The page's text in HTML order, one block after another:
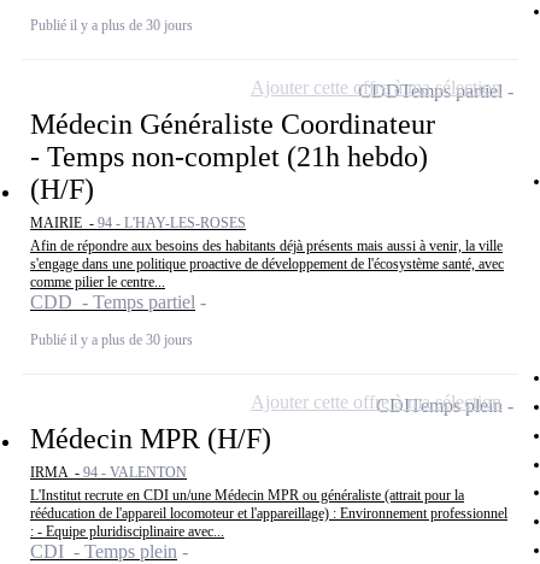
Publié il y a plus de 30 jours
Médecin Généraliste Coordinateur
- Temps non-complet (21h hebdo)
(H/F)
MAIRIE - 94 - L'HAY-LES-ROSES
Afin de répondre aux besoins des habitants déjà présents mais aussi à venir, la ville
s'engage dans une politique proactive de développement de l'écosystème santé, avec
comme pilier le centre...
CDD - Temps partiel
Publié il y a plus de 30 jours
CDDTemps partiel
Ajouter cette offre à ma sélection
Médecin MPR (H/F)
IRMA - 94 - VALENTON
L'Institut recrute en CDI un/une Médecin MPR ou généraliste (attrait pour la
rééducation de l'appareil locomoteur et l'appareillage) : Environnement professionnel
: - Equipe pluridisciplinaire avec...
CDI - Temps plein
CDITemps plein
Ajouter cette offre à ma sélection